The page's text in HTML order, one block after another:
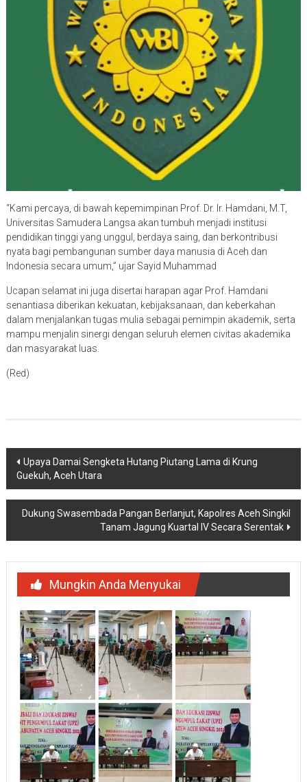
“Kami percaya, di bawah kepemimpinan Prof. Dr. Ir. Hamdani, M.T,
Universitas Samudera Langsa akan tumbuh menjadi institusi
pendidikan tinggi yang unggul, berdaya saing, dan berkontribusi
nyata bagi pembangunan sumber daya manusia di Aceh dan
Indonesia secara umum,” ujar Sayid Muhammad
Ucapan selamat ini juga disertai harapan agar Prof. Hamdani
senantiasa diberikan kekuatan, kebijaksanaan, dan keberkahan
dalam menjalankan tugas mulia sebagai pemimpin akademik, serta
mampu menjalin sinergi dengan seluruh elemen civitas akademika
dan masyarakat luas.
(Red)
Navigasi
pos
Upaya Damai Sengketa Hutang Piutang Lama di Krung
Guekuh, Aceh Utara
Dukung Swasembada Pangan Berlanjut, Kapolres Aceh Singkil
Tanam Jagung Kuartal IV Secara Serentak
Mungkin Anda Menyukai